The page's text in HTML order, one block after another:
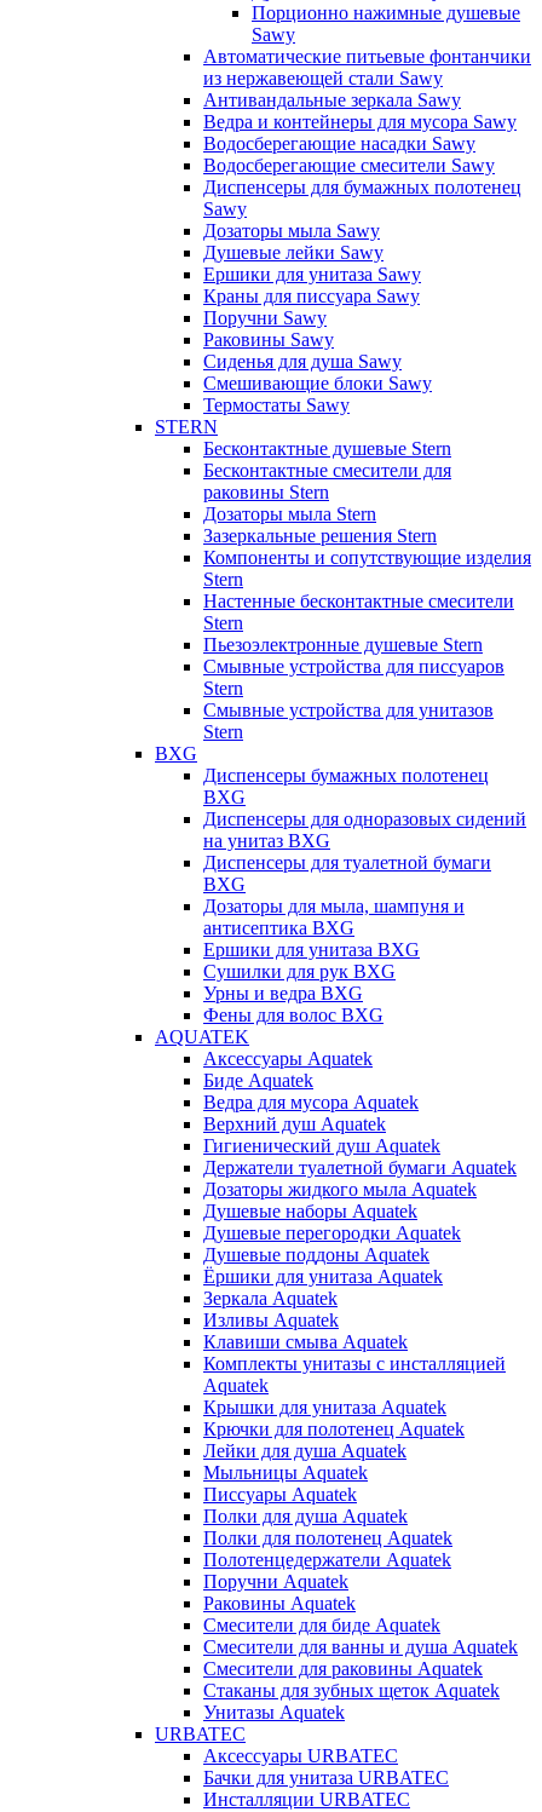
Порционно нажимные душевые
Sawy
Автоматические питьевые фонтанчики
из нержавеющей стали Sawy
Антивандальные зеркала Sawy
Ведра и контейнеры для мусора Sawy
Водосберегающие насадки Sawy
Водосберегающие смесители Sawy
Диспенсеры для бумажных полотенец
Sawy
Дозаторы мыла Sawy
Душевые лейки Sawy
Ершики для унитаза Sawy
Краны для писсуара Sawy
Поручни Sawy
Раковины Sawy
Сиденья для душа Sawy
Смешивающие блоки Sawy
Термостаты Sawy
STERN
Бесконтактные душевые Stern
Бесконтактные смесители для
раковины Stern
Дозаторы мыла Stern
Зазеркальные решения Stern
Компоненты и сопутствующие изделия
Stern
Настенные бесконтактные смесители
Stern
Пьезоэлектронные душевые Stern
Смывные устройства для писсуаров
Stern
Смывные устройства для унитазов
Stern
BXG
Диспенсеры бумажных полотенец
BXG
Диспенсеры для одноразовых сидений
на унитаз BXG
Диспенсеры для туалетной бумаги
BXG
Дозаторы для мыла, шампуня и
антисептика BXG
Ершики для унитаза BXG
Сушилки для рук BXG
Урны и ведра BXG
Фены для волос BXG
AQUATEK
Аксессуары Aquatek
Биде Aquatek
Ведра для мусора Aquatek
Верхний душ Aquatek
Гигиенический душ Aquatek
Держатели туалетной бумаги Aquatek
Дозаторы жидкого мыла Aquatek
Душевые наборы Aquatek
Душевые перегородки Aquatek
Душевые поддоны Aquatek
Ёршики для унитаза Aquatek
Зеркала Aquatek
Изливы Aquatek
Клавиши смыва Aquatek
Комплекты унитазы с инсталляцией
Aquatek
Крышки для унитаза Aquatek
Крючки для полотенец Aquatek
Лейки для душа Aquatek
Мыльницы Aquatek
Писсуары Aquatek
Полки для душа Aquatek
Полки для полотенец Aquatek
Полотенцедержатели Aquatek
Поручни Aquatek
Раковины Aquatek
Смесители для биде Aquatek
Смесители для ванны и душа Aquatek
Смесители для раковины Aquatek
Стаканы для зубных щеток Aquatek
Унитазы Aquatek
URBATEC
Аксессуары URBATEC
Бачки для унитаза URBATEC
Инсталляции URBATEC